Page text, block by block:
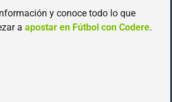
y conoce todo lo que
a apostar en Fútbol con Codere.